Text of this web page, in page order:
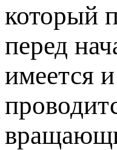
который
перед
имеется и